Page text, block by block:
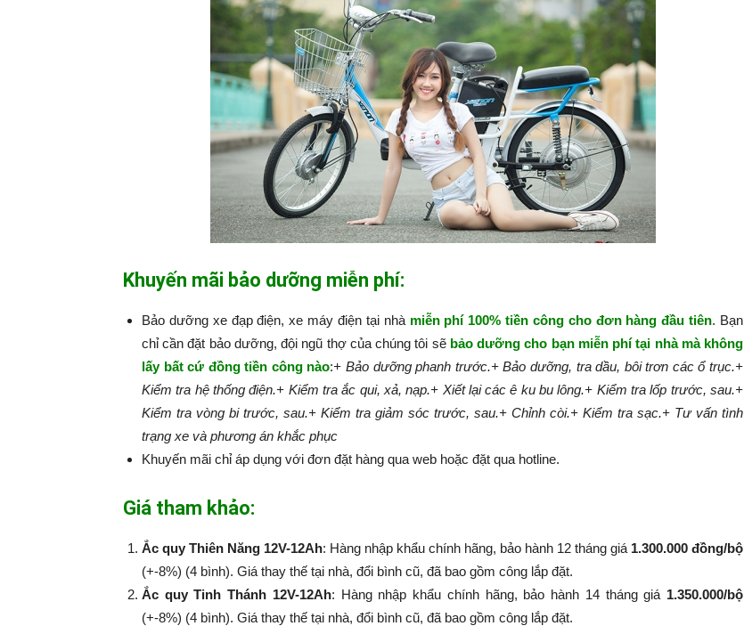
Khuyến mãi bảo dưỡng miễn phí:
Bảo dưỡng xe đạp điện, xe máy điện tại nhà miễn phí 100% tiền công cho đơn hàng đầu tiên. Bạn
chỉ cần đặt bảo dưỡng, đội ngũ thợ của chúng tôi sẽ bảo dưỡng cho bạn miễn phí tại nhà mà không
lấy bất cứ đồng tiền công nào:​​​​​+ Bảo dưỡng phanh trước.+ Bảo dưỡng, tra dầu, bôi trơn các ổ trục.+
Kiểm tra hệ thống điện.+ Kiểm tra ắc qui, xả, nạp.+ Xiết lại các ê ku bu lông.+ Kiểm tra lốp trước, sau.+
Kiểm tra vòng bi trước, sau.+ Kiểm tra giảm sóc trước, sau.+ Chỉnh còi.+ Kiểm tra sạc.+ Tư vấn tình
trạng xe và phương án khắc phục
Khuyến mãi chỉ áp dụng với đơn đặt hàng qua web hoặc đặt qua hotline.
Giá tham khảo:
Ắc quy Thiên Năng 12V-12Ah: Hàng nhập khẩu chính hãng, bảo hành 12 tháng giá 1.300.000 đồng/bộ
(+-8%) (4 bình). Giá thay thế tại nhà, đổi bình cũ, đã bao gồm công lắp đặt.
Ắc quy Tinh Thánh 12V-12Ah: Hàng nhập khẩu chính hãng, bảo hành 14 tháng giá 1.350.000/bộ
(+-8%​​​​​​​) (4 bình). Giá thay thế tại nhà, đổi bình cũ, đã bao gồm công lắp đặt.